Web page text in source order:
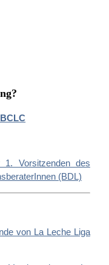
Vorsitzenden des
(BDL)